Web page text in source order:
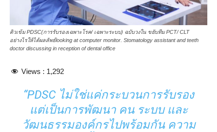
ติวเข้ม PDSC(การรับรองเฉพาะโรค/ เฉพาะระบบ) ฉบับวงใน ขยับทีม PCT/ CLT
อย่างไรให้ได้ผลลัพธ์looking at computer monitor. Stomatology assistant and teeth
doctor discussing in reception of dental office
Views : 1,292
“PDSC ไม่ใช่แค่กระบวนการรับรอง
แต่เป็นการพัฒนา คน ระบบ และ
วัฒนธรรมองค์กรไปพร้อมกัน ความ